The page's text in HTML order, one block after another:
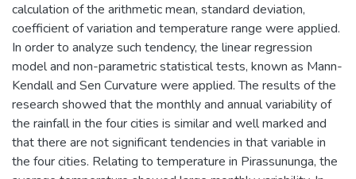
calculation of the arithmetic mean, standard deviation,
coefficient of variation and temperature range were applied.
In order to analyze such tendency, the linear regression
model and non-parametric statistical tests, known as Mann-
Kendall and Sen Curvature were applied. The results of the
research showed that the monthly and annual variability of
the rainfall in the four cities is similar and well marked and
that there are not significant tendencies in that variable in
the four cities. Relating to temperature in Pirassununga, the